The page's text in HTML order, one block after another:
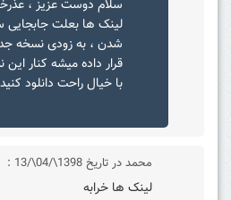
سلام دوست عزیز ،
لینک ها بعلت جابجایی
شدن ، به زودی نسخه
قرار داده میشه کنار
با خیال راحت دانلود
محمد در تاریخ 1398\/04\/13 :
لینک ها خرابه